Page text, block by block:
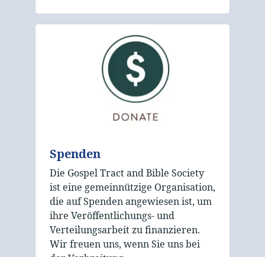
Spenden
Die Gospel Tract and Bible Society
ist eine gemeinnützige Organisation,
die auf Spenden angewiesen ist, um
ihre Veröffentlichungs- und
Verteilungsarbeit zu finanzieren.
Wir freuen uns, wenn Sie uns bei